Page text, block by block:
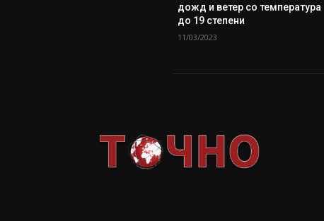
дожд и ветер со температура
до 19 степени
11/03/2023